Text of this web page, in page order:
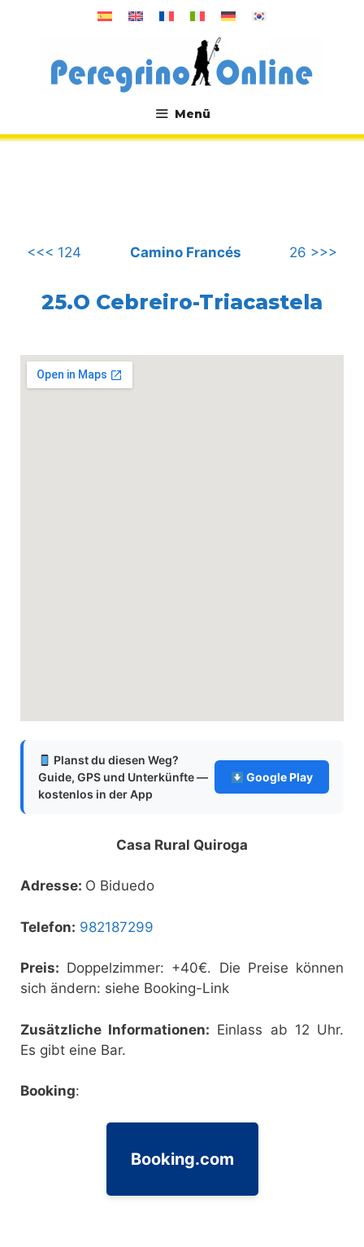
Menü
.
<<< 124 Camino Francés 26 >>>
25.O Cebreiro-Triacastela
Planst du diesen Weg?
Guide, GPS und Unterkünfte —
kostenlos in der App
Google Play
Casa Rural Quiroga
Adresse: O Biduedo
Telefon: 982187299
Preis: Doppelzimmer: +40€. Die Preise können
sich ändern: siehe Booking-Link
Zusätzliche Informationen: Einlass ab 12 Uhr.
Es gibt eine Bar.
Booking:
Booking.com